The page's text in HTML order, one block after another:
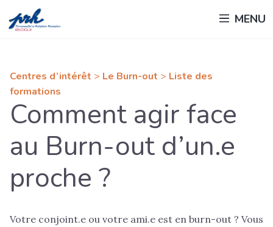
au
MENU
Centres d’intérêt > Le Burn-out > Liste des
formations
Comment agir face
au Burn-out d’un.e
proche ?
Votre conjoint.e ou votre ami.e est en burn-out ? Vous